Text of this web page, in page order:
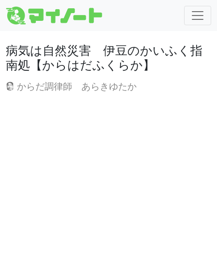
病気は自然災害 伊豆のかいふく指
南処【からはだふくらか】
からだ調律師 あらきゆたか